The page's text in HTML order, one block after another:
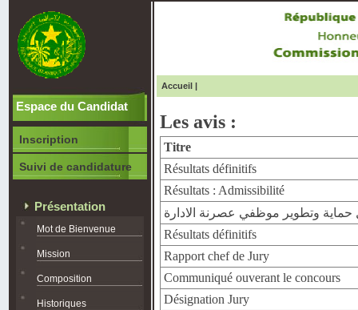
Espace du Candidat
Inscription
Suivi de candidature
Présentation
Mot de Bienvenue
Mission
Composition
Historiques
Accueil|
Les avis :
Titre
Résultats définitifs
Résultats : Admissibilité
وتطوير موظفي عصرنة الادارة
Résultats définitifs
Rapport chef de Jury
Communiqué ouverant le concours
Désignation Jury